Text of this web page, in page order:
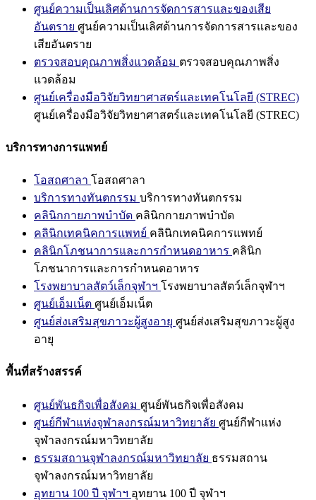
ศูนย์ความเป็นเลิศด้านการจัดการสารและของเสีย
อันตราย ศูนย์ความเป็นเลิศด้านการจัดการสารและของ
เสียอันตราย
ตรวจสอบคุณภาพสิ่งแวดล้อม ตรวจสอบคุณภาพสิ่ง
แวดล้อม
ศูนย์เครื่องมือวิจัยวิทยาศาสตร์และเทคโนโลยี (STREC)
ศูนย์เครื่องมือวิจัยวิทยาศาสตร์และเทคโนโลยี (STREC)
บริการทางการแพทย์
โอสถศาลา โอสถศาลา
บริการทางทันตกรรม บริการทางทันตกรรม
คลินิกกายภาพบำบัด คลินิกกายภาพบำบัด
คลินิกเทคนิคการแพทย์ คลินิกเทคนิคการแพทย์
คลินิกโภชนาการและการกำหนดอาหาร คลินิก
โภชนาการและการกำหนดอาหาร
โรงพยาบาลสัตว์เล็กจุฬาฯ โรงพยาบาลสัตว์เล็กจุฬาฯ
ศูนย์เอ็มเน็ต ศูนย์เอ็มเน็ต
ศูนย์ส่งเสริมสุขภาวะผู้สูงอายุ ศูนย์ส่งเสริมสุขภาวะผู้สูง
อายุ
พื้นที่สร้างสรรค์
ศูนย์พันธกิจเพื่อสังคม ศูนย์พันธกิจเพื่อสังคม
ศูนย์กีฬาแห่งจุฬาลงกรณ์มหาวิทยาลัย ศูนย์กีฬาแห่ง
จุฬาลงกรณ์มหาวิทยาลัย
ธรรมสถานจุฬาลงกรณ์มหาวิทยาลัย ธรรมสถาน
จุฬาลงกรณ์มหาวิทยาลัย
อุทยาน 100 ปี จุฬาฯ อุทยาน 100 ปี จุฬาฯ